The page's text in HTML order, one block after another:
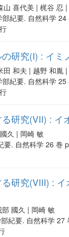
山 喜代美 | 梶谷 忍
部紀要. 自然科学
研究(I) : イ
田 和夫 | 越野 和胤
部紀要. 自然科学
研究(VII) :
久 | 岡崎 敏
要. 自然科学 26 巻
研究(VIII) :
國久 | 岡崎 敏
紀要. 自然科学